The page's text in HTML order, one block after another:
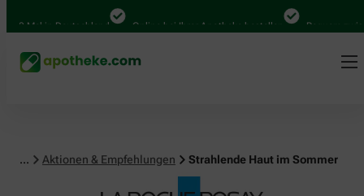
in Deutschland Online bei Ihrer Apotheke bestellen Bequem zwischen
... Aktionen & Empfehlungen Strahlende Haut im Sommer